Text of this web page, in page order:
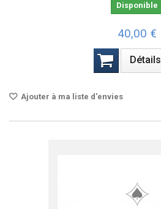
Disponible
40,00 €
Détails
Ajouter à ma liste d'envies